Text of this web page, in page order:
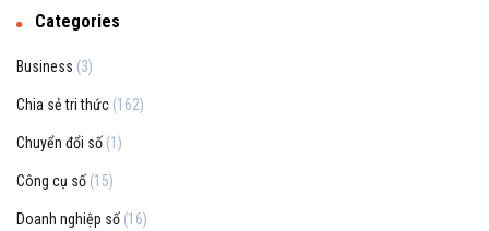
Categories
Business (3)
Chia sẻ tri thức (162)
Chuyển đổi số (1)
Công cụ số (15)
Doanh nghiệp số (16)